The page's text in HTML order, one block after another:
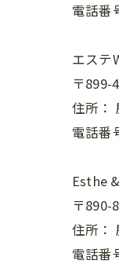
電話番
エステ
〒899-
住所：
電話番
Esthe
〒890-
住所：
電話番